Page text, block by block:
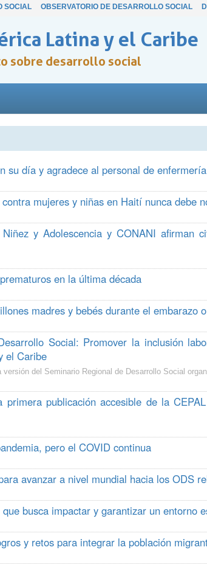
SOCIAL OBSERVATORIO DE DESARROLLO SOCIAL
Latina y el Caribe
sobre desarrollo social
su día y agradece al personal de
mujeres y niñas en Haití nunca debe
y Adolescencia y CONANI afirman
en la última década
madres y bebés durante el embarazo
Social: Promover la inclusión
el Caribe
del Seminario Regional de Desarrollo Social
publicación accesible de la
pero el COVID continua
avanzar a nivel mundial hacia los ODS
busca impactar y garantizar un entorno
y retos para integrar la población